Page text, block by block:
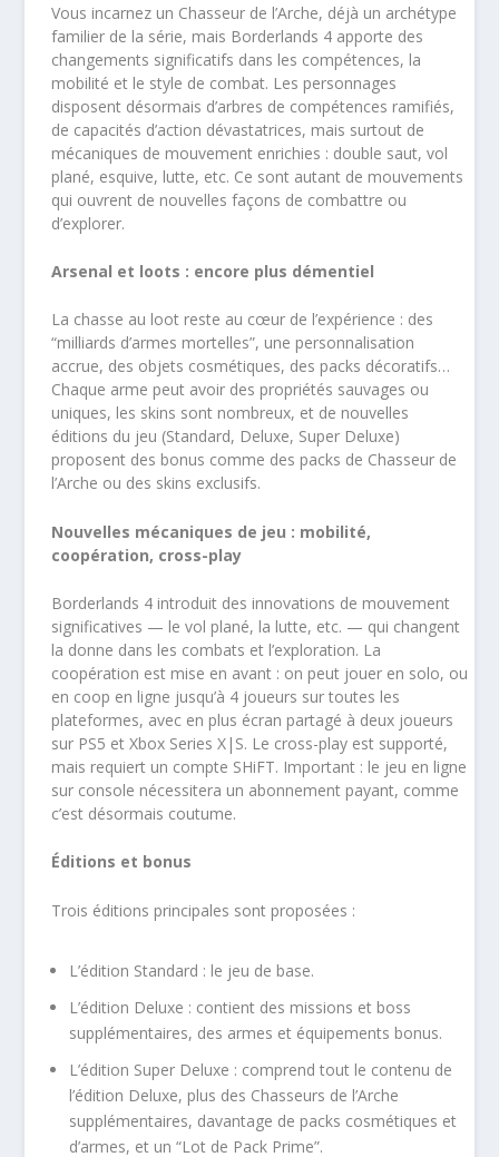
Vous incarnez un Chasseur de l’Arche, déjà un archétype
familier de la série, mais Borderlands 4 apporte des
changements significatifs dans les compétences, la
mobilité et le style de combat. Les personnages
disposent désormais d’arbres de compétences ramifiés,
de capacités d’action dévastatrices, mais surtout de
mécaniques de mouvement enrichies : double saut, vol
plané, esquive, lutte, etc. Ce sont autant de mouvements
qui ouvrent de nouvelles façons de combattre ou
d’explorer.
Arsenal et loots : encore plus démentiel
La chasse au loot reste au cœur de l’expérience : des
“milliards d’armes mortelles”, une personnalisation
accrue, des objets cosmétiques, des packs décoratifs…
Chaque arme peut avoir des propriétés sauvages ou
uniques, les skins sont nombreux, et de nouvelles
éditions du jeu (Standard, Deluxe, Super Deluxe)
proposent des bonus comme des packs de Chasseur de
l’Arche ou des skins exclusifs.
Nouvelles mécaniques de jeu : mobilité,
coopération, cross-play
Borderlands 4 introduit des innovations de mouvement
significatives — le vol plané, la lutte, etc. — qui changent
la donne dans les combats et l’exploration. La
coopération est mise en avant : on peut jouer en solo, ou
en coop en ligne jusqu’à 4 joueurs sur toutes les
plateformes, avec en plus écran partagé à deux joueurs
sur PS5 et Xbox Series X|S. Le cross-play est supporté,
mais requiert un compte SHiFT. Important : le jeu en ligne
sur console nécessitera un abonnement payant, comme
c’est désormais coutume.
Éditions et bonus
Trois éditions principales sont proposées :
L’édition Standard : le jeu de base.
L’édition Deluxe : contient des missions et boss
supplémentaires, des armes et équipements bonus.
L’édition Super Deluxe : comprend tout le contenu de
l’édition Deluxe, plus des Chasseurs de l’Arche
supplémentaires, davantage de packs cosmétiques et
d’armes, et un “Lot de Pack Prime”.